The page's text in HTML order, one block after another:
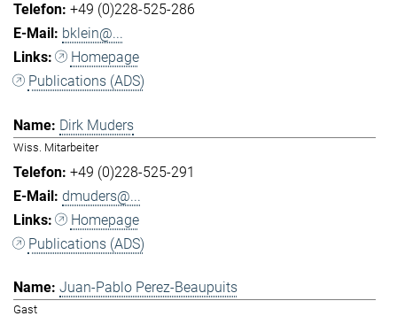
+49 (0)228-525-286
bklein@...
Homepage
Publications (ADS)
Dirk Muders
Wiss. Mitarbeiter
+49 (0)228-525-291
dmuders@...
Homepage
Publications (ADS)
Juan-Pablo Perez-Beaupuits
Gast